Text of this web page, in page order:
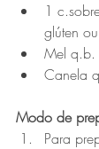
1
glúten
Mel q.b.
Canela
Modo de
Para